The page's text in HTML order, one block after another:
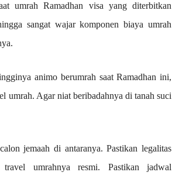
umrah Ramadhan visa yang diterbitkan
sangat wajar komponen biaya umrah
animo berumrah saat Ramadhan ini,
umrah. Agar niat beribadahnya di tanah suci
jemaah di antaranya. Pastikan legalitas
umrahnya resmi. Pastikan jadwal